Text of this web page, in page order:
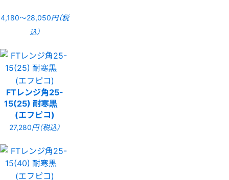
4,180〜28,050円（税
込）
FTレンジ角25-
15(25) 耐寒黒
(エフピコ)
27,280円（税込）